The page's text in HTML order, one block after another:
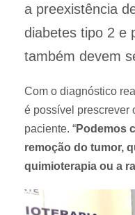
a preexistência
diabetes tipo 2 e
também devem
Com o diagnóstico
é possível prescrever
paciente. “Podemos
remoção do tumor,
quimioterapia ou a